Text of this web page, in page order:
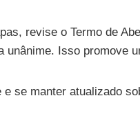
revise o Termo de
unânime. Isso promove
se manter atualizado